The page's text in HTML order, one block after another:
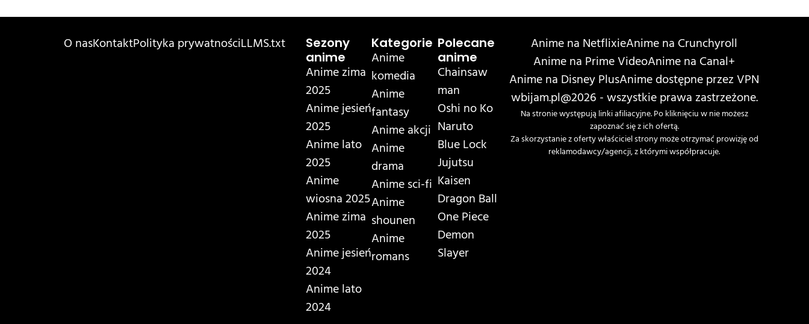
O nasKontaktPolityka prywatnościLLMS.txt
Sezony
anime
Anime zima
2025
Anime jesień
2025
Anime lato
2025
Anime
wiosna 2025
Anime zima
2025
Anime jesień
2024
Anime lato
2024
Kategorie
Anime
komedia
Anime
fantasy
Anime akcji
Anime
drama
Anime sci-fi
Anime
shounen
Anime
romans
Polecane
anime
Chainsaw
man
Oshi no Ko
Naruto
Blue Lock
Jujutsu
Kaisen
Dragon Ball
One Piece
Demon
Slayer
Anime na NetflixieAnime na Crunchyroll
Anime na Prime VideoAnime na Canal+
Anime na Disney PlusAnime dostępne przez VPN
wbijam.pl@2026 - wszystkie prawa zastrzeżone.
Na stronie występują linki afiliacyjne. Po kliknięciu w nie możesz
zapoznać się z ich ofertą.
Za skorzystanie z oferty właściciel strony może otrzymać prowizję od
reklamodawcy/agencji, z którymi współpracuje.